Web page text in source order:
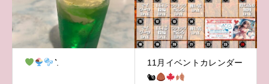
͛.
11月イベントカレンダー
🐿